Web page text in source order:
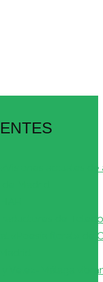
actuales de
de Toledo
«Poesía floral» de
y Vélez-Málaga